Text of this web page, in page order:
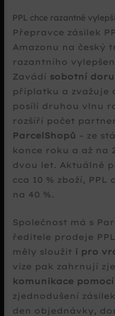
PPL chce razantně
Přepravce zásilek
Amazonu na český
razantního
Zavádí sobotní
příplatku a zvažuje
posílí druhou vlnu
rozšíří počet
ParcelShopů – ze
konce roku a až na
dvou let. Aktuálně
cca 10 % zboží,
na 40 %.
Společnost má s
ředitele prodeje PPL
měly sloužit i pro
vize pak zahrnují
komunikace
zjednodušení
den objednávky,